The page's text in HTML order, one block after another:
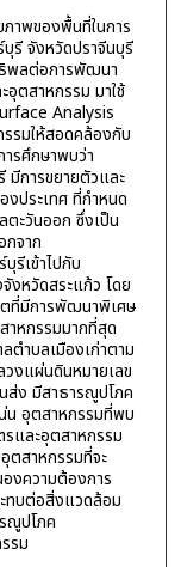
าพของพื้นที่ในการ
รี จังหวัดปราจีนบุรี
พลต่อการพัฒนา
ตสาหกรรม มาใช้
Analysis
รมให้สอดคล้องกับ
รศึกษาพบว่า
มีการขยายตัวและ
ประเทศ ที่กำหนด
ตะวันออก ซึ่งเป็น
จาก
รีเข้าไปกับ
งหวัดสระแก้ว โดย
ที่มีการพัฒนาพิเศษ
หกรรมมากที่สุด
ตำบลเมืองเก่าตาม
งแผ่นดินหมายเลข
ส่ง มีสาธารณูปโภค
น อุตสาหกรรมที่พบ
และอุตสาหกรรม
ตสาหกรรมที่จะ
งความต้องการ
ทบต่อสิ่งแวดล้อม
ณูปโภค
รม